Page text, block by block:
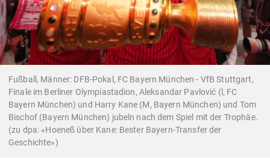
Fußball, Männer: DFB-Pokal, FC Bayern München - VfB Stuttgart,
Finale im Berliner Olympiastadion, Aleksandar Pavlović (l, FC
Bayern München) und Harry Kane (M, Bayern München) und Tom
Bischof (Bayern München) jubeln nach dem Spiel mit der Trophäe.
(zu dpa: «Hoeneß über Kane: Bester Bayern-Transfer der
Geschichte»)